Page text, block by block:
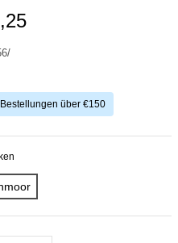
über €150